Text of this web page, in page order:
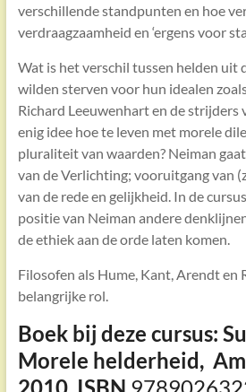
verschillende standpunten en hoe
verdraagzaamheid en ‘ergens voor
Wat is het verschil tussen helden uit
wilden sterven voor hun idealen zoals
Richard Leeuwenhart en de strijders
enig idee hoe te leven met morele
pluraliteit van waarden? Neiman
van de Verlichting; vooruitgang van
van de rede en gelijkheid. In de
positie van Neiman andere
de ethiek aan de orde laten komen.
Filosofen als Hume, Kant, Arendt en
belangrijke rol.
Boek bij deze cursus:
Morele helderheid,
2010, ISBN